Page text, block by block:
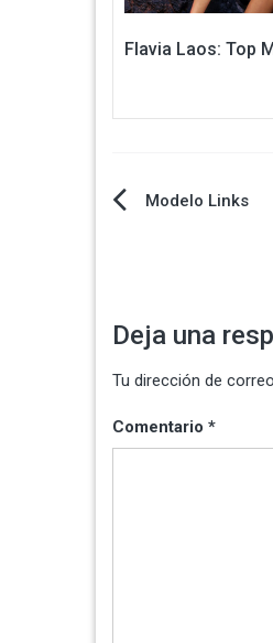
Flavia Laos: Top
Navegación
Modelo Links
Deja una
Tu dirección de
Comentario *